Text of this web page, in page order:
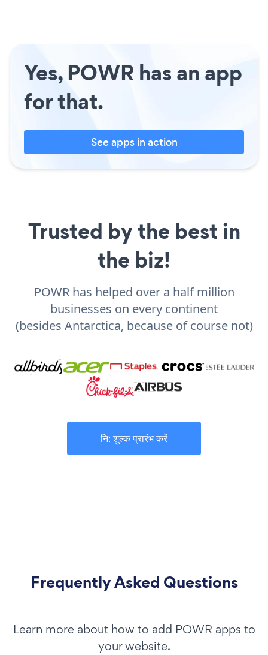
Yes, POWR has an app
for that.
See apps in action
Trusted by the best in
the biz!
POWR has helped over a half million
businesses on every continent
(besides Antarctica, because of course not)
नि: शुल्क प्रारंभ करें
Frequently Asked Questions
Learn more about how to add POWR apps to
your website.